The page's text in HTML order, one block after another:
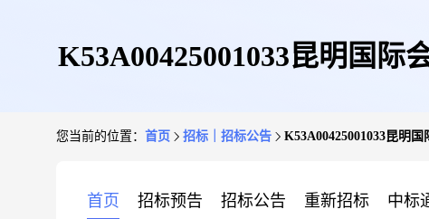
K53A00425001033昆明国际
您当前的位置： 首页 招标｜招标公告 K53A00425001033昆明
首页 招标预告 招标公告 重新招标 中标